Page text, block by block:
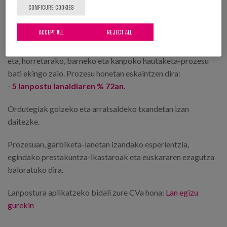
Prozesu honekin Matiak garbiketa-lanak egiteko pertsonak
zuzenean kontratatzearen aldeko apustua egiten du.
eta, horretarako, barneko eta kanpoko hautaketa-prozesu
bati ekingo zaio. Prozesu honetan eskaintzen dira:
- 5 lanpostu lanaldiaren % 72an.
Ordutegiak goizeko eta arratsaldeko txandetan izan
daitezke.
Prozesuan, garbiketa-lanetan izandako esperientzia,
egindako prestakuntza-ikastaroak eta euskararen ezagutza
baloratuko dira.
Lanpostura aplikatzeko bidali zure CVa hona: Lan egizu
gurekin
CONFIGURE COOKIES
REJECT ALL
ACCEPT ALL